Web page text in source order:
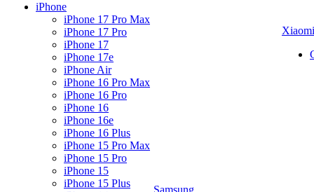
iPhone
iPhone 17 Pro Max
iPhone 17 Pro
iPhone 17
iPhone 17e
iPhone Air
iPhone 16 Pro Max
iPhone 16 Pro
iPhone 16
iPhone 16e
iPhone 16 Plus
iPhone 15 Pro Max
iPhone 15 Pro
iPhone 15
iPhone 15 Plus
Samsung
Xiaomi